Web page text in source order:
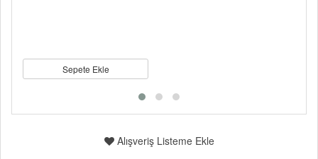
Sepete Ekle
Alışveriş Listeme Ekle